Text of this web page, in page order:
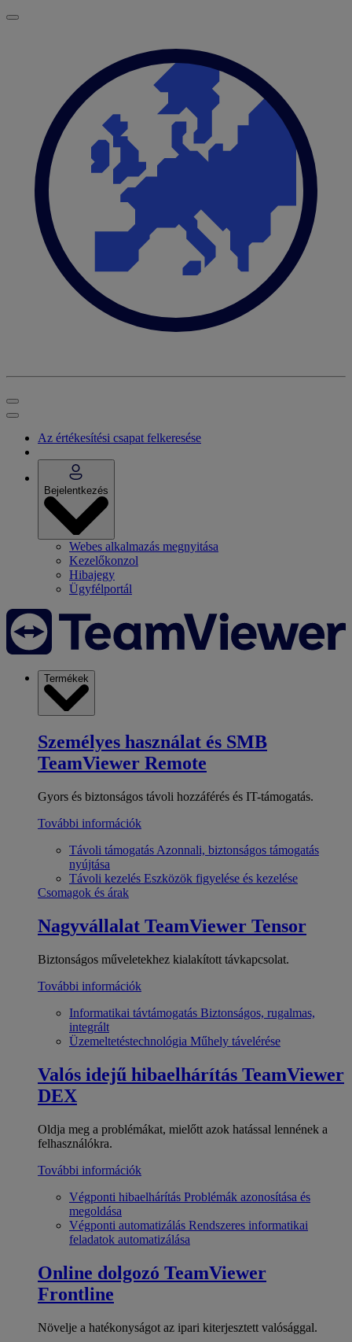
Az értékesítési csapat felkeresése
Bejelentkezés
Webes alkalmazás megnyitása
Kezelőkonzol
Hibajegy
Ügyfélportál
Termékek
Személyes használat és SMB
TeamViewer Remote
Gyors és biztonságos távoli hozzáférés és IT-támogatás.
További információk
Távoli támogatás Azonnali, biztonságos támogatás
nyújtása
Távoli kezelés Eszközök figyelése és kezelése
Csomagok és árak
Nagyvállalat TeamViewer Tensor
Biztonságos műveletekhez kialakított távkapcsolat.
További információk
Informatikai távtámogatás Biztonságos, rugalmas,
integrált
Üzemeltetéstechnológia Műhely távelérése
Valós idejű hibaelhárítás TeamViewer
DEX
Oldja meg a problémákat, mielőtt azok hatással lennének a
felhasználókra.
További információk
Végponti hibaelhárítás Problémák azonosítása és
megoldása
Végponti automatizálás Rendszeres informatikai
feladatok automatizálása
Online dolgozó TeamViewer
Frontline
Növelje a hatékonyságot az ipari kiterjesztett valósággal.